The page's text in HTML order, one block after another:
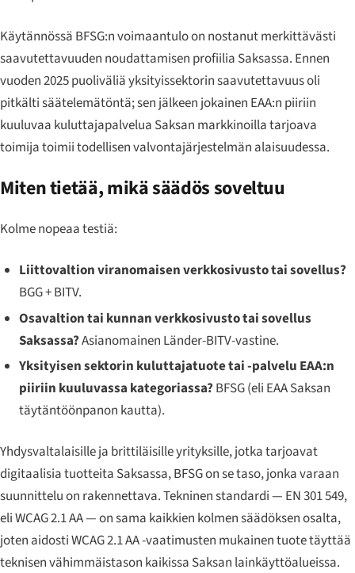
Käytännössä BFSG:n voimaantulo on nostanut merkittävästi
saavutettavuuden noudattamisen profiilia Saksassa. Ennen
vuoden 2025 puoliväliä yksityissektorin saavutettavuus oli
pitkälti säätelemätöntä; sen jälkeen jokainen EAA:n piiriin
kuuluvaa kuluttajapalvelua Saksan markkinoilla tarjoava
toimija toimii todellisen valvontajärjestelmän alaisuudessa.
Miten tietää, mikä säädös soveltuu
Kolme nopeaa testiä:
Liittovaltion viranomaisen verkkosivusto tai sovellus?
BGG + BITV.
Osavaltion tai kunnan verkkosivusto tai sovellus
Saksassa?Asianomainen Länder-BITV-vastine.
Yksityisen sektorin kuluttajatuote tai -palvelu EAA:n
piiriin kuuluvassa kategoriassa? BFSG (eli EAA Saksan
täytäntöönpanon kautta).
Yhdysvaltalaisille ja brittiläisille yrityksille, jotka tarjoavat
digitaalisia tuotteita Saksassa, BFSG on se taso, jonka varaan
suunnittelu on rakennettava. Tekninen standardi — EN 301 549,
eli WCAG 2.1 AA — on sama kaikkien kolmen säädöksen osalta,
joten aidosti WCAG 2.1 AA -vaatimusten mukainen tuote täyttää
teknisen vähimmäistason kaikissa Saksan lainkäyttöalueissa.